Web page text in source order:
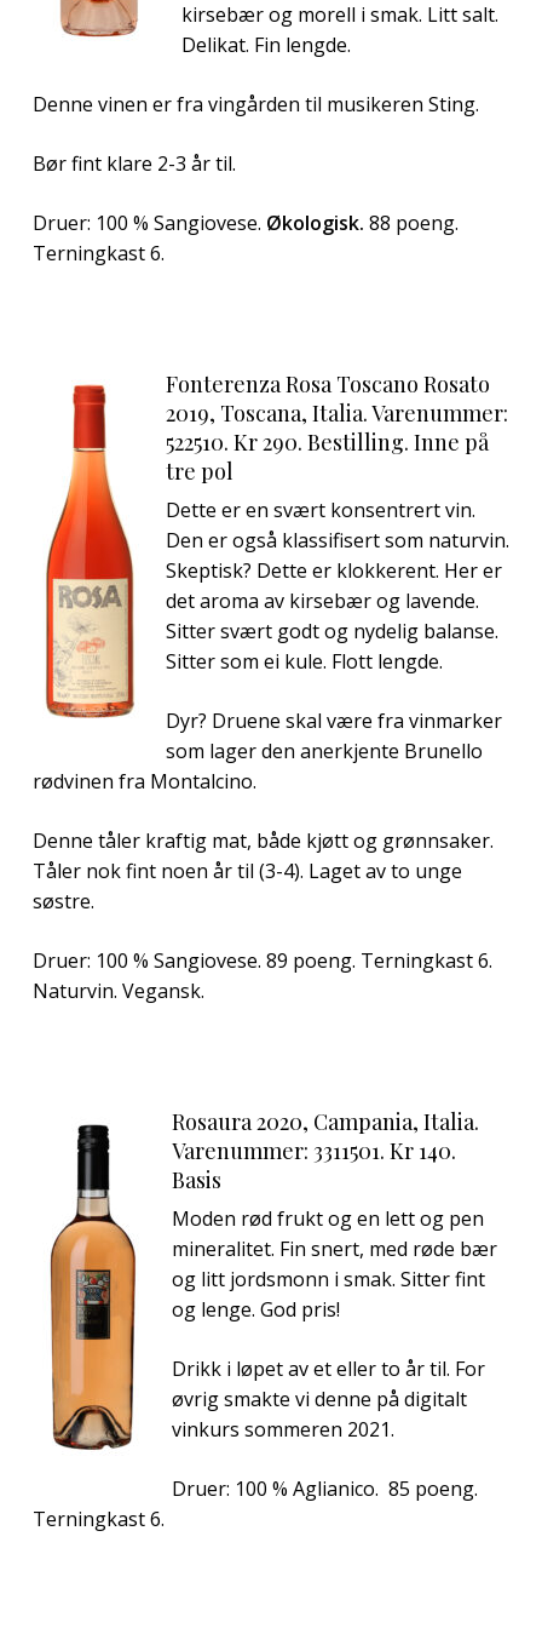
kirsebær og morell i smak. Litt salt.
Delikat. Fin lengde.
Denne vinen er fra vingården til musikeren Sting.
Bør fint klare 2-3 år til.
Druer: 100 % Sangiovese. Økologisk. 88 poeng.
Terningkast 6.
Fonterenza Rosa Toscano Rosato
2019, Toscana, Italia. Varenummer:
522510. Kr 290. Bestilling. Inne på
tre pol
Dette er en svært konsentrert vin.
Den er også klassifisert som naturvin.
Skeptisk? Dette er klokkerent. Her er
det aroma av kirsebær og lavende.
Sitter svært godt og nydelig balanse.
Sitter som ei kule. Flott lengde.
Dyr? Druene skal være fra vinmarker
som lager den anerkjente Brunello
rødvinen fra Montalcino.
Denne tåler kraftig mat, både kjøtt og grønnsaker.
Tåler nok fint noen år til (3-4). Laget av to unge
søstre.
Druer: 100 % Sangiovese. 89 poeng. Terningkast 6.
Naturvin. Vegansk.
Rosaura 2020, Campania, Italia.
Varenummer: 3311501. Kr 140.
Basis
Moden rød frukt og en lett og pen
mineralitet. Fin snert, med røde bær
og litt jordsmonn i smak. Sitter fint
og lenge. God pris!
Drikk i løpet av et eller to år til. For
øvrig smakte vi denne på digitalt
vinkurs sommeren 2021.
Druer: 100 % Aglianico. 85 poeng.
Terningkast 6.